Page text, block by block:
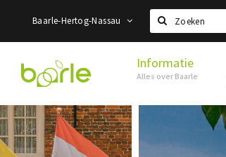
Baarle-Hertog-Nassau
Zoeken
Visit
Baarle
Informatie
Alles over Baarle